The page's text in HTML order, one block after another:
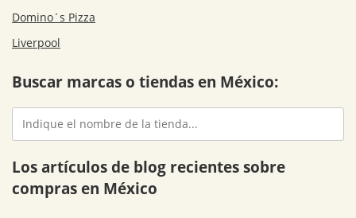
Domino´s Pizza
Liverpool
Buscar marcas o tiendas en México:
Los artículos de blog recientes sobre
compras en México